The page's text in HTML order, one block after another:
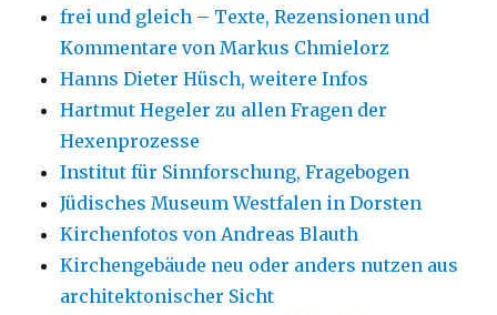
frei und gleich – Texte, Rezensionen und
Kommentare von Markus Chmielorz
Hanns Dieter Hüsch, weitere Infos
Hartmut Hegeler zu allen Fragen der
Hexenprozesse
Institut für Sinnforschung, Fragebogen
Jüdisches Museum Westfalen in Dorsten
Kirchenfotos von Andreas Blauth
Kirchengebäude neu oder anders nutzen aus
architektonischer Sicht